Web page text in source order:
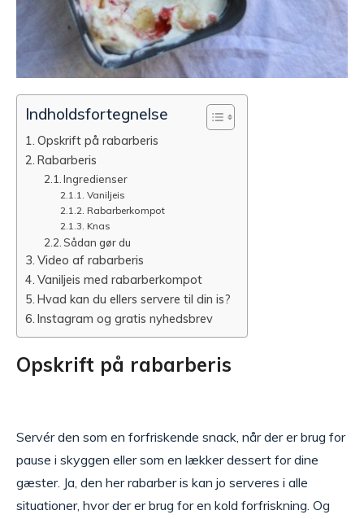
Indholdsfortegnelse
Opskrift på rabarberis
Rabarberis
Ingredienser
Vaniljeis
Rabarberkompot
Knas
Sådan gør du
Video af rabarberis
Vaniljeis med rabarberkompot
Hvad kan du ellers servere til din is?
Instagram og gratis nyhedsbrev
Opskrift på rabarberis
Servér den som en forfriskende snack, når der er brug for
pause i skyggen eller som en lækker dessert for dine
gæster. Ja, den her rabarber is kan jo serveres i alle
situationer, hvor der er brug for en kold forfriskning. Og